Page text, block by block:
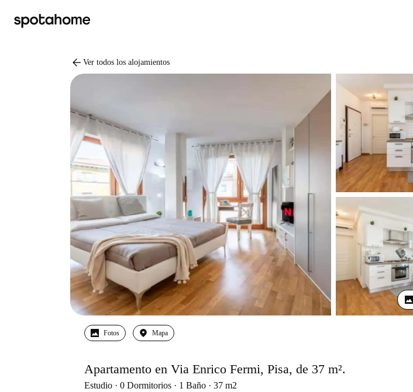
arrow_back Ver todos los alojamientos
Fotos Mapa
Apartamento en Via Enrico Fermi, Pisa, de 37 m².
Estudio 0 Dormitorios 1 Baño 37 m2